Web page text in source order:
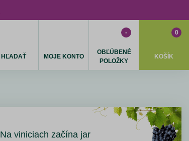
HĽADAŤ MOJE KONTO
OBĽÚBENÉ
POLOŽKY
-
KOŠÍK
0
Na viniciach začína jar